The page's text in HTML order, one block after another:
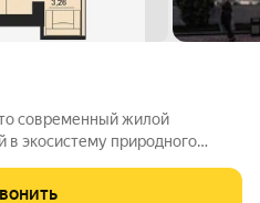
современный жилой
в экосистему природного
езды от центра одного из